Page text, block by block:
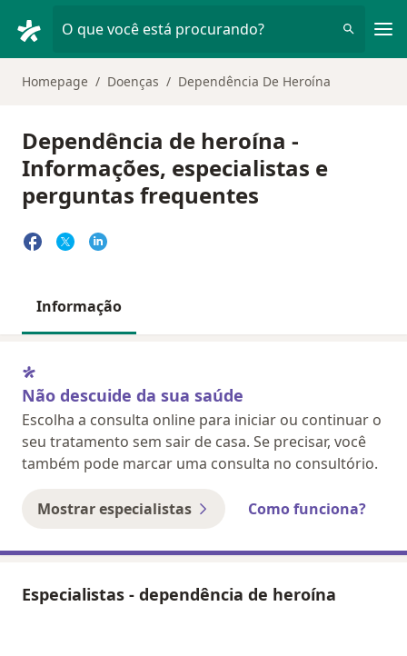
O que você está procurando?
Homepage Doenças Dependência De Heroína
Dependência de heroína -
Informações, especialistas e
perguntas frequentes
Informação
Não descuide da sua saúde
Escolha a consulta online para iniciar ou continuar o
seu tratamento sem sair de casa. Se precisar, você
também pode marcar uma consulta no consultório.
Mostrar especialistas Como funciona?
Especialistas - dependência de heroína